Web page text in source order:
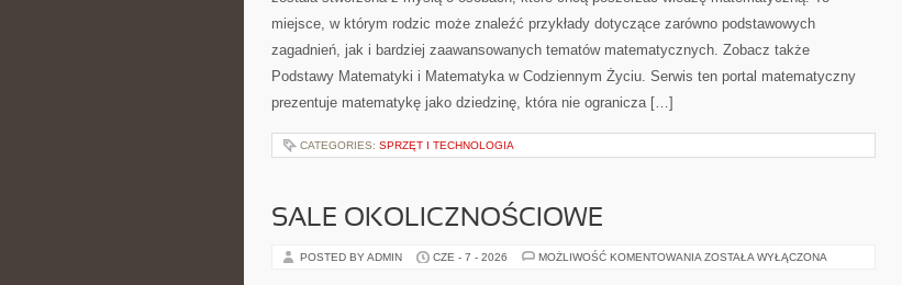
miejsce, w którym rodzic może znaleźć przykłady dotyczące zarówno podstawowych
zagadnień, jak i bardziej zaawansowanych tematów matematycznych. Zobacz także
Podstawy Matematyki i Matematyka w Codziennym Życiu. Serwis ten portal matematyczny
prezentuje matematykę jako dziedzinę, która nie ogranicza […]
CATEGORIES: SPRZĘT I TECHNOLOGIA
SALE OKOLICZNOŚCIOWE
POSTED BY ADMIN CZE - 7 - 2026 MOŻLIWOŚĆ KOMENTOWANIA SALE
ZOSTAŁA WYŁĄCZONA